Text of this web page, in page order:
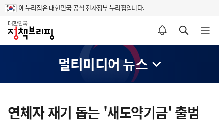
이 누리집은 대한민국 공식 전자정부 누리집입니다.
홈
알림설정 바로가기 검색 바로가기 메뉴 열기
멀티미디어 뉴스
텐연체자 재기 돕는 '새도약기금' 출범